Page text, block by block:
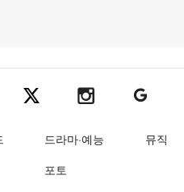
페이스북
텐아시아 엑스텐아시아 인스타그램
텐아시아
드라마·예능
뮤직
포토